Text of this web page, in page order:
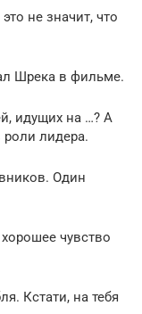
не значит, что
Шрека в фильме.
идущих на …? А
роли лидера.
Один
чувство
Кстати, на тебя